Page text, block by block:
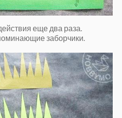
еще два раза.
заборчики.